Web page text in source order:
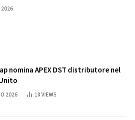
2026
nomina APEX DST distributore nel
2026 18 VIEWS